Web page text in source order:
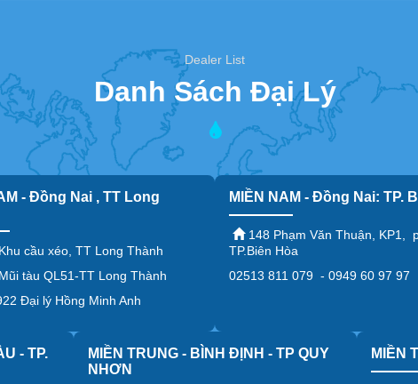
Dealer List
Danh Sách Đại Lý
- Đồng Nai , TT Long
cầu xéo, TT Long Thành
tàu QL51-TT Long Thành
Đại lý Hồng Minh Anh
MIỀN NAM - Đồng Nai: TP.
148 Phạm Văn Thuận, KP1,
TP.Biên Hòa
02513 811 079 - 0949 60 97 97
- TP.
MIỀN TRUNG - BÌNH ĐỊNH - TP QUY
NHƠN
MIỀN